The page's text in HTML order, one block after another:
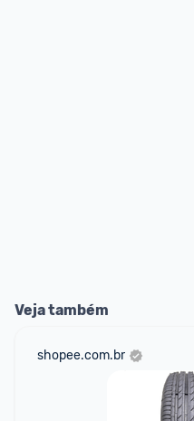
Veja também
shopee.com.br